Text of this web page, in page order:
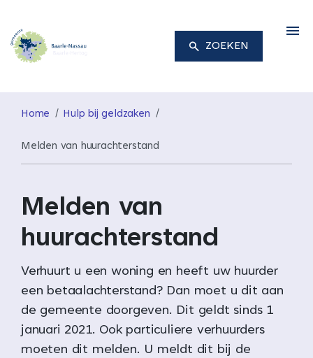
ZOEKEN
Home Hulp bij geldzaken
Melden van huurachterstand
Melden van
huurachterstand
Verhuurt u een woning en heeft uw huurder
een betaalachterstand? Dan moet u dit aan
de gemeente doorgeven. Dit geldt sinds 1
januari 2021. Ook particuliere verhuurders
moeten dit melden. U meldt dit bij de